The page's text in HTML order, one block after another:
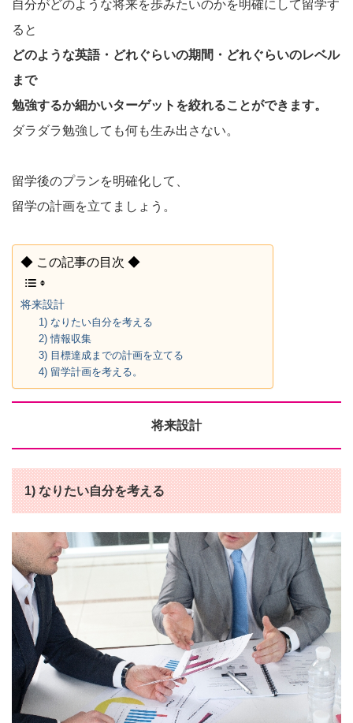
自分がどのような将来を歩みたいのかを明確にして留学す
ると
どのような英語・どれぐらいの期間・どれぐらいのレベル
まで
勉強するか細かいターゲットを絞れることができます。
ダラダラ勉強しても何も生み出さない。
留学後のプランを明確化して、
留学の計画を立てましょう。
◆ この記事の目次 ◆
将来設計
1) なりたい自分を考える
2) 情報収集
3) 目標達成までの計画を立てる
4) 留学計画を考える。
将来設計
1) なりたい自分を考える